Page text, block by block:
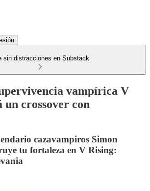
sin distracciones en Substack
vampírica V
crossover con
cazavampiros Simon
tu fortaleza en V Rising: